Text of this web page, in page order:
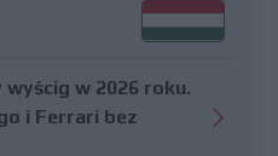
w 2026 roku.
i Ferrari bez